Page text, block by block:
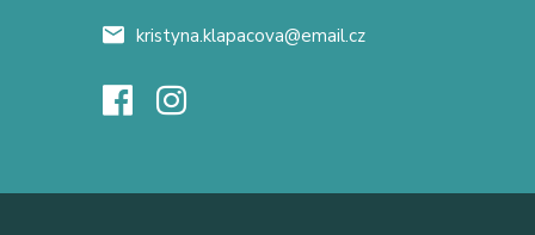
kristyna.klapacova@email.cz